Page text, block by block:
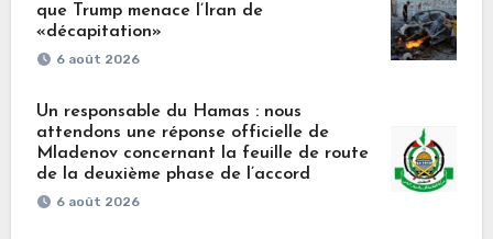
que Trump menace l’Iran de
«décapitation»
6 août 2026
Un responsable du Hamas : nous
attendons une réponse officielle de
Mladenov concernant la feuille de route
de la deuxième phase de l’accord
6 août 2026